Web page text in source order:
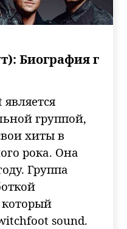
Биография г
группой,
хиты в
рока. Она
Группа
который
sound.